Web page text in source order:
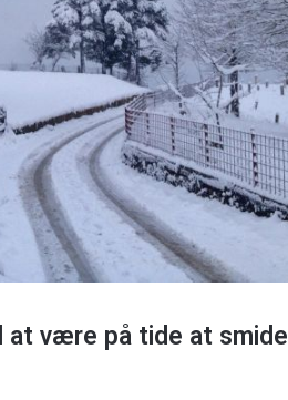
at være på tide at smide